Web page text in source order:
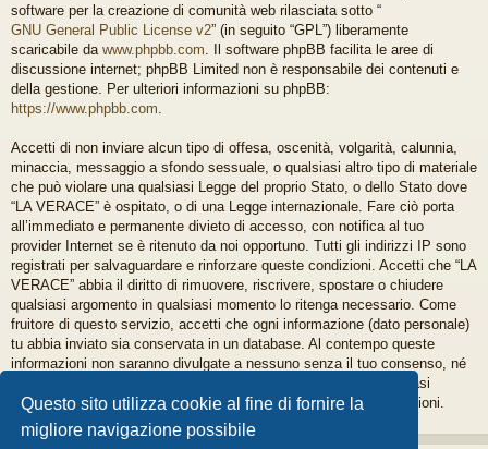
Questo sito utilizza cookie al fine di fornire la
migliore navigazione possibile
software per la creazione di comunità web rilasciata sotto “
GNU General Public License v2” (in seguito “GPL”) liberamente
scaricabile da www.phpbb.com . Il software phpBB facilita le aree di
discussione internet; phpBB Limited non è responsabile dei contenuti e
della gestione. Per ulteriori informazioni su phpBB:
https://www.phpbb.com
Accetti di non inviare alcun tipo di offesa, oscenità, volgarità, calunnia,
minaccia, messaggio a sfondo sessuale, o qualsiasi altro tipo di materiale
che può violare una qualsiasi Legge del proprio Stato, o dello Stato dove
“LA VERACE” è ospitato, o di una Legge internazionale. Fare ciò porta
all’immediato e permanente divieto di accesso, con notifica al tuo
provider Internet se è ritenuto da noi opportuno. Tutti gli indirizzi IP sono
registrati per salvaguardare e rinforzare queste condizioni. Accetti che “LA
VERACE” abbia il diritto di rimuovere, riscrivere, spostare o chiudere
qualsiasi argomento in qualsiasi momento lo ritenga necessario. Come
fruitore di questo servizio, accetti che ogni informazione (dato personale)
tu abbia inviato sia conservata in un database. Al contempo queste
informazioni non saranno divulgate a nessuno senza il tuo consenso, né
“LA VERACE” o phpBB sono da ritenersi responsabili per qualsiasi
violazione al sistema che possa compromettere queste informazioni.